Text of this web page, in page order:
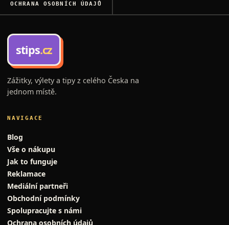
OCHRANA OSOBNÍCH ÚDAJŮ
stips.cz
Zážitky, výlety a tipy z celého Česka na
jednom místě.
NAVIGACE
Blog
Vše o nákupu
Jak to funguje
Reklamace
Mediální partneři
Obchodní podmínky
Spolupracujte s námi
Ochrana osobních údajů